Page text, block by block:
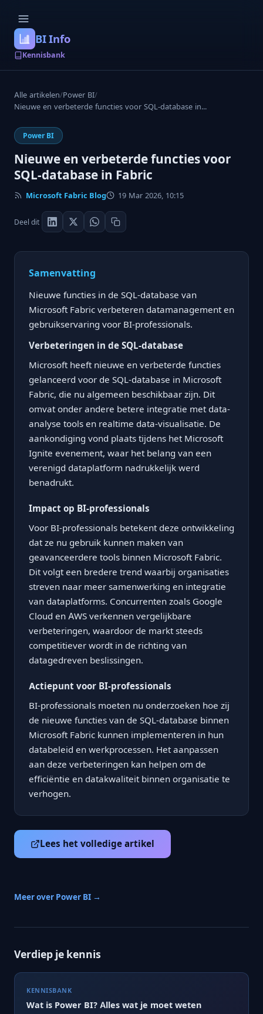
BI Info
Kennisbank
Alle artikelen/Power BI/
Nieuwe en verbeterde functies voor SQL-database in...
Power BI
Nieuwe en verbeterde functies voor
SQL-database in Fabric
Microsoft Fabric Blog 19 Mar 2026, 10:15
Deel dit
Samenvatting
Nieuwe functies in de SQL-database van
Microsoft Fabric verbeteren datamanagement en
gebruikservaring voor BI-professionals.
Verbeteringen in de SQL-database
Microsoft heeft nieuwe en verbeterde functies
gelanceerd voor de SQL-database in Microsoft
Fabric, die nu algemeen beschikbaar zijn. Dit
omvat onder andere betere integratie met data-
analyse tools en realtime data-visualisatie. De
aankondiging vond plaats tijdens het Microsoft
Ignite evenement, waar het belang van een
verenigd dataplatform nadrukkelijk werd
benadrukt.
Impact op BI-professionals
Voor BI-professionals betekent deze ontwikkeling
dat ze nu gebruik kunnen maken van
geavanceerdere tools binnen Microsoft Fabric.
Dit volgt een bredere trend waarbij organisaties
streven naar meer samenwerking en integratie
van dataplatforms. Concurrenten zoals Google
Cloud en AWS verkennen vergelijkbare
verbeteringen, waardoor de markt steeds
competitiever wordt in de richting van
datagedreven beslissingen.
Actiepunt voor BI-professionals
BI-professionals moeten nu onderzoeken hoe zij
de nieuwe functies van de SQL-database binnen
Microsoft Fabric kunnen implementeren in hun
databeleid en werkprocessen. Het aanpassen
aan deze verbeteringen kan helpen om de
efficiëntie en datakwaliteit binnen organisatie te
verhogen.
Lees het volledige artikel
Meer over Power BI →
Verdiep je kennis
KENNISBANK
Wat is Power BI? Alles wat je moet weten